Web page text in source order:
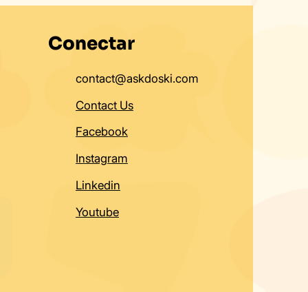
Conectar
contact@askdoski.com
Contact Us
Facebook
Instagram
Linkedin
Youtube